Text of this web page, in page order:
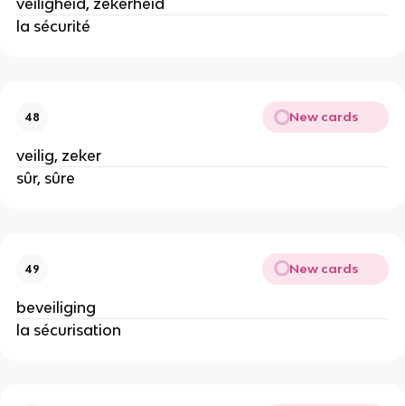
veiligheid, zekerheid
la sécurité
48 New cards
veilig, zeker
sûr, sûre
49 New cards
beveiliging
la sécurisation